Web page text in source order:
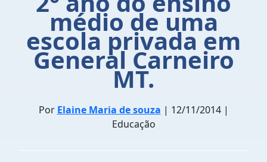
médio de uma
escola privada em
General Carneiro
MT.
Por Elaine Maria de souza | 12/11/2014 |
Educação